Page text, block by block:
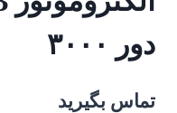
دور ۳۰۰۰
تماس بگیرید